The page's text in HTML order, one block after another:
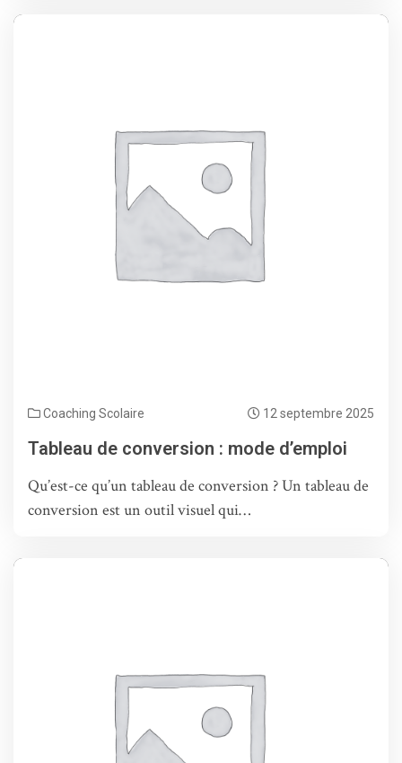
Coaching Scolaire 12 septembre 2025
Tableau de conversion : mode d’emploi
Qu’est-ce qu’un tableau de conversion ? Un tableau de
conversion est un outil visuel qui…